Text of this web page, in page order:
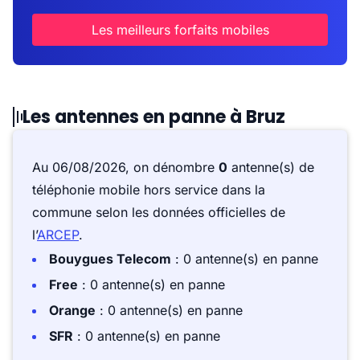
Les meilleurs forfaits mobiles
Les antennes en panne à Bruz
Au 06/08/2026, on dénombre 0 antenne(s) de
téléphonie mobile hors service dans la
commune selon les données officielles de
l’ARCEP.
Bouygues Telecom : 0 antenne(s) en panne
Free : 0 antenne(s) en panne
Orange : 0 antenne(s) en panne
SFR : 0 antenne(s) en panne